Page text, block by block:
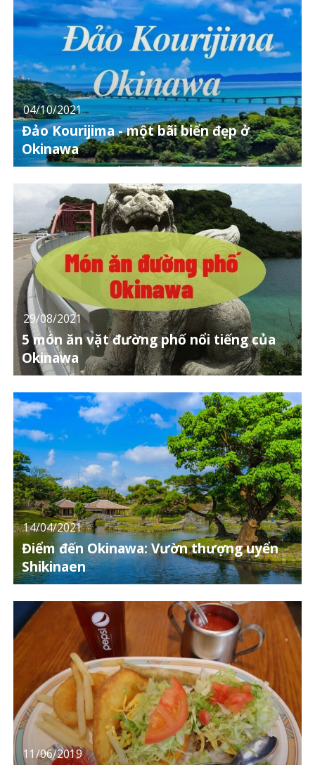
04/10/2021
Đảo Kourijima - một bãi biển đẹp ở
Okinawa
29/08/2021
5 món ăn vặt đường phố nổi tiếng của
Okinawa
14/04/2021
Điểm đến Okinawa: Vườn thượng uyển
Shikinaen
11/06/2019